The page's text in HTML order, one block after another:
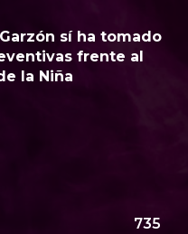
sí ha tomado
frente al
la Niña
735